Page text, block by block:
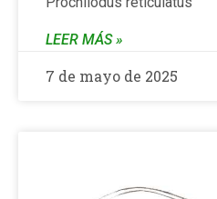
LEER MÁS »
7 de mayo de 2025